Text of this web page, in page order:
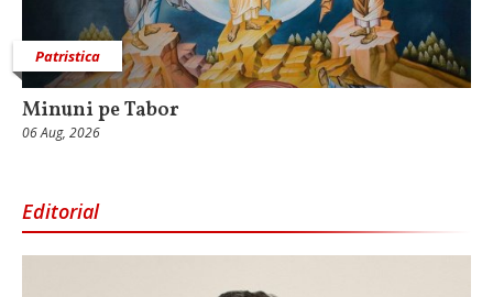
Patristica
Minuni pe Tabor
06 Aug, 2026
Editorial